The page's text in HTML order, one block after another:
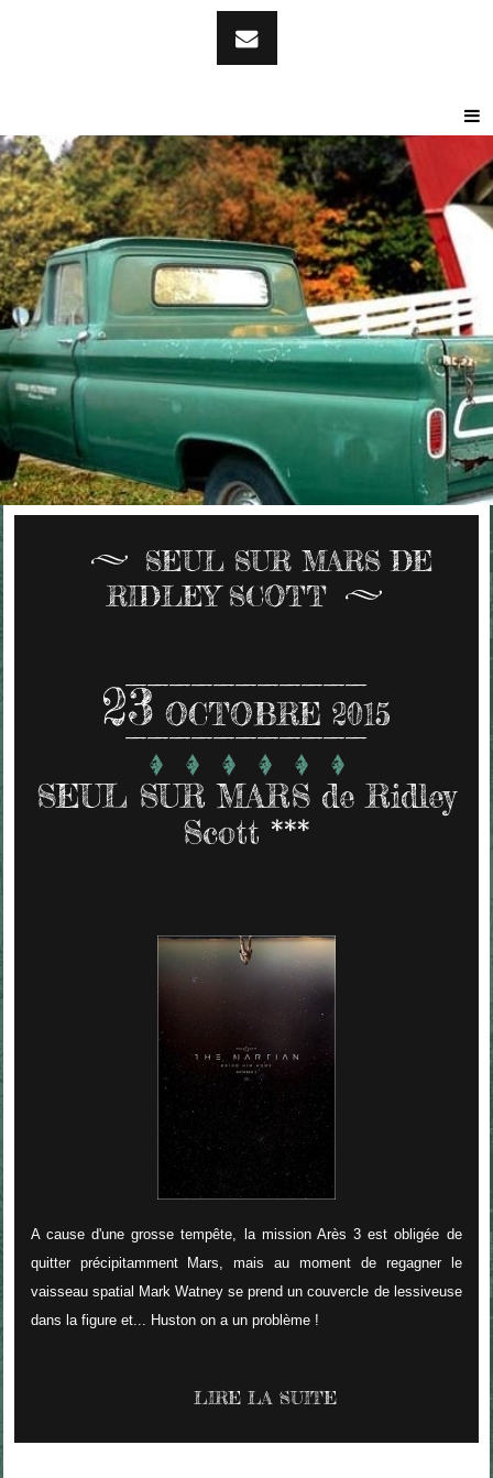
SEUL SUR MARS DE
RIDLEY SCOTT
23 OCTOBRE 2015
SEUL SUR MARS de Ridley
Scott ***
A cause d'une grosse tempête, la mission Arès 3 est obligée de
quitter précipitamment Mars, mais au moment de regagner le
vaisseau spatial Mark Watney se prend un couvercle de lessiveuse
dans la figure et... Huston on a un problème !
LIRE LA SUITE